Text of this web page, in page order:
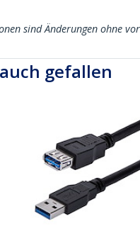
sind Änderungen ohne
gefallen